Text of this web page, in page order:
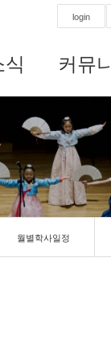
login
식 커뮤
월별학사일정